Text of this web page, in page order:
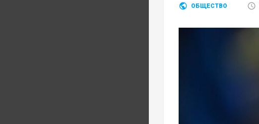
ОБЩЕСТВО